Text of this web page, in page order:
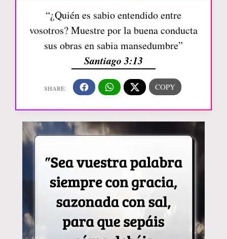
“¿Quién es sabio entendido entre
vosotros? Muestre por la buena conducta
sus obras en sabia mansedumbre”
Santiago 3:13